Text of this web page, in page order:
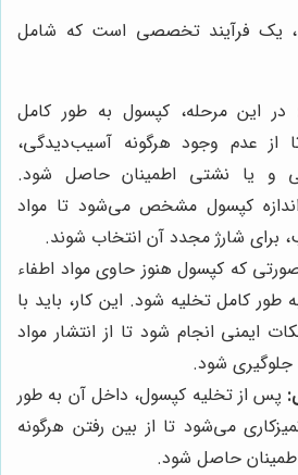
یک فرآیند تخصصی است که شامل
در این مرحله، کپسول به طور کامل
از عدم وجود هرگونه آسیب‌دیدگی،
و یا نشتی اطمینان حاصل شود.
کپسول مشخص می‌شود تا مواد
برای شارژ مجدد آن انتخاب شوند.
که کپسول هنوز حاوی مواد اطفاء
طور کامل تخلیه شود. این کار، باید با
ایمنی انجام شود تا از انتشار مواد
شود.
پس از تخلیه کپسول، داخل آن به طور
می‌شود تا از بین رفتن هرگونه
حاصل شود.